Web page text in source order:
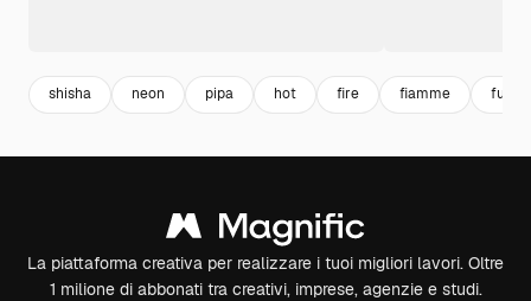
shisha neon pipa hot fire fiamme fuoco
La piattaforma creativa per realizzare i tuoi migliori lavori. Oltre
1 milione di abbonati tra creativi, imprese, agenzie e studi.